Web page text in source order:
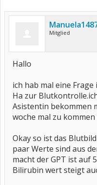
Mitglied
Hallo
ich hab mal eine
Ha zur
Asistentin bekommen
woche mal zu
Okay so ist das
paar Werte sind aus
macht der GPT ist auf
Bilirubin wert steigt